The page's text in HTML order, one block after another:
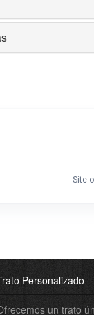
Site
Personalizado
un trato